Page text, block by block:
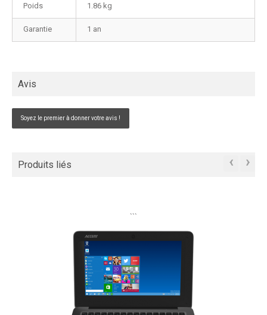
Poids 1.86 kg
Garantie 1 an
Avis
Soyez le premier à donner votre avis !
Produits liés ‹ ›
```